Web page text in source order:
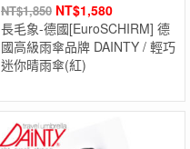
NT$1,850 NT$1,580
長毛象-德國[EuroSCHIRM] 德
國高級雨傘品牌 DAINTY / 輕巧
迷你晴雨傘(紅)